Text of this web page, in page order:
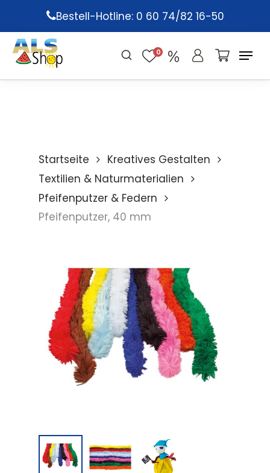
main
content
Bestell-Hotline: 0 60 74/82 16-50
0
Startseite
Kreatives Gestalten
Textilien & Naturmaterialien
Pfeifenputzer & Federn
Pfeifenputzer, 40 mm